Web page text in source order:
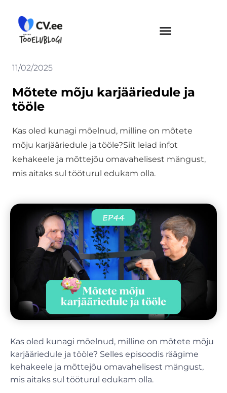
content
11/02/2025
Mõtete mõju karjääriedule ja
tööle
Kas oled kunagi mõelnud, milline on mõtete
mõju karjääriedule ja tööle?Siit leiad infot
kehakeele ja mõttejõu omavahelisest mängust,
mis aitaks sul tööturul edukam olla.
Kas oled kunagi mõelnud, milline on mõtete mõju
karjääriedule ja tööle? Selles episoodis räägime
kehakeele ja mõttejõu omavahelisest mängust,
mis aitaks sul tööturul edukam olla.